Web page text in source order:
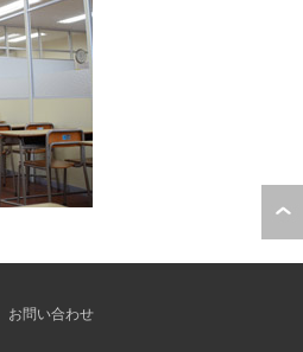
お問い合わせ